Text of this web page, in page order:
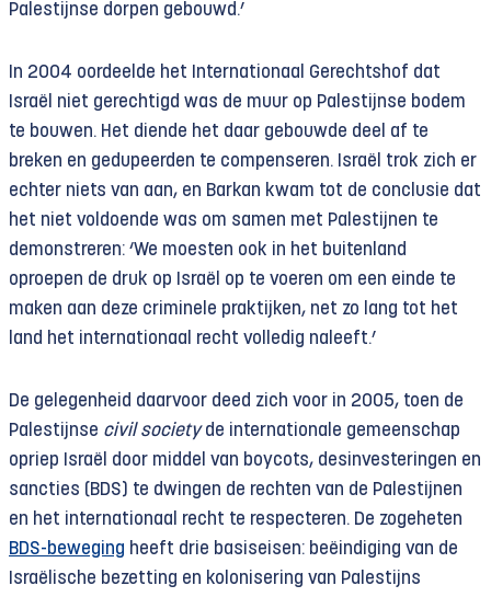
Palestijnse dorpen gebouwd.’
In 2004 oordeelde het Internationaal Gerechtshof dat
Israël niet gerechtigd was de muur op Palestijnse bodem
te bouwen. Het diende het daar gebouwde deel af te
breken en gedupeerden te compenseren. Israël trok zich er
echter niets van aan, en Barkan kwam tot de conclusie dat
het niet voldoende was om samen met Palestijnen te
demonstreren: ‘We moesten ook in het buitenland
oproepen de druk op Israël op te voeren om een einde te
maken aan deze criminele praktijken, net zo lang tot het
land het internationaal recht volledig naleeft.’
De gelegenheid daarvoor deed zich voor in 2005, toen de
Palestijnse civil societyde internationale gemeenschap
opriep Israël door middel van boycots, desinvesteringen en
sancties (BDS) te dwingen de rechten van de Palestijnen
en het internationaal recht te respecteren. De zogeheten
BDS-beweging heeft drie basiseisen: beëindiging van de
Israëlische bezetting en kolonisering van Palestijns